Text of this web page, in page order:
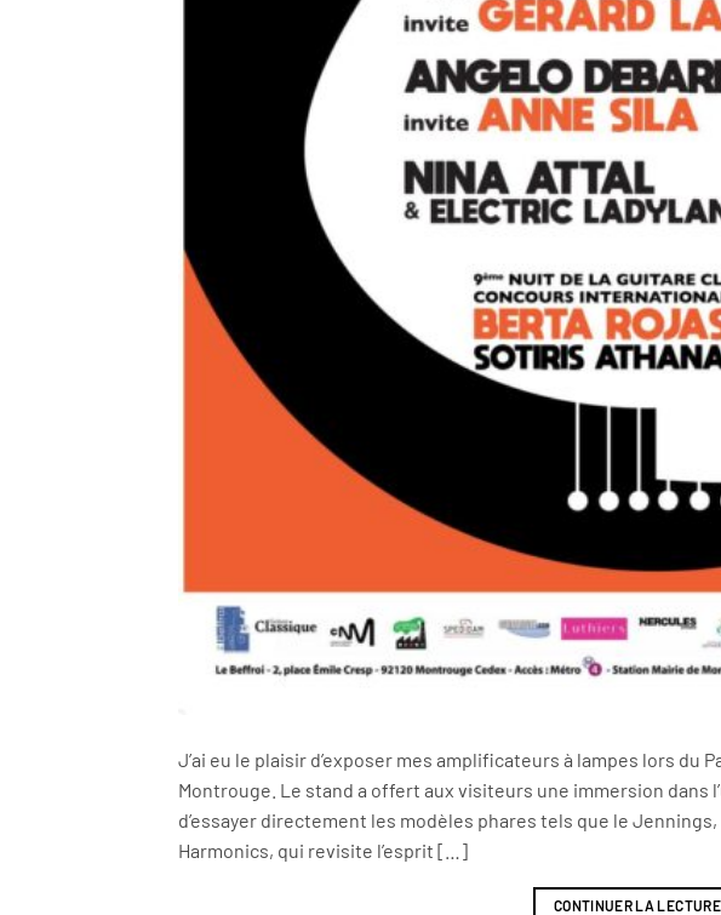
J’ai eu le plaisir d’exposer mes amplificateurs à lampes lors du
Montrouge. Le stand a offert aux visiteurs une immersion dans
d’essayer directement les modèles phares tels que le
Harmonics, qui revisite l’esprit […]
CONTINUER LA LECTURE